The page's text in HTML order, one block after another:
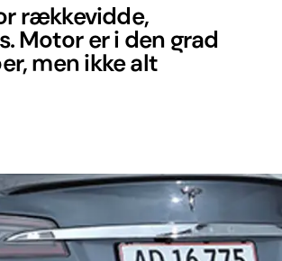
rækkevidde,
Motor er i den grad
men ikke alt